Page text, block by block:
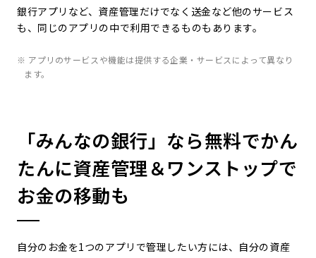
銀行アプリなど、資産管理だけでなく送金など他のサービス
も、同じのアプリの中で利用できるものもあります。
※ アプリのサービスや機能は提供する企業・サービスによって異なり
ます。
「みんなの銀行」なら無料でかん
たんに資産管理＆ワンストップで
お金の移動も
自分のお金を1つのアプリで管理したい方には、自分の資産